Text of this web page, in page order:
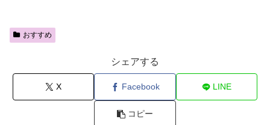
おすすめ
シェアする
X Facebook LINE
コピー